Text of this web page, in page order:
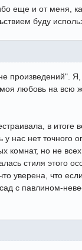
еще и от меня,
буду
произведений".
моя любовь на
в итоге
нас нет точного
комнат, но не
стиля этого
уверена, что
с павлином-